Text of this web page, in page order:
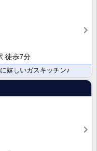
徒歩7分
しいガスキッチン♪